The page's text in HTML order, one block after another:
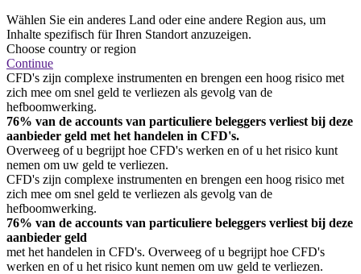
Wählen Sie ein anderes Land oder eine andere Region aus, um
Inhalte spezifisch für Ihren Standort anzuzeigen.
Choose country or region
Continue
CFD's zijn complexe instrumenten en brengen een hoog risico met
zich mee om snel geld te verliezen als gevolg van de
hefboomwerking.
76% van de accounts van particuliere beleggers verliest bij deze
aanbieder geld met het handelen in CFD's.
Overweeg of u begrijpt hoe CFD's werken en of u het risico kunt
nemen om uw geld te verliezen.
CFD's zijn complexe instrumenten en brengen een hoog risico met
zich mee om snel geld te verliezen als gevolg van de
hefboomwerking.
76% van de accounts van particuliere beleggers verliest bij deze
aanbieder geld
met het handelen in CFD's. Overweeg of u begrijpt hoe CFD's
werken en of u het risico kunt nemen om uw geld te verliezen.